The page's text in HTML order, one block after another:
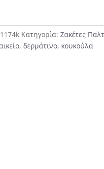
1174k Κατηγορία: Ζακέτες
, δερμάτινο, κουκούλα